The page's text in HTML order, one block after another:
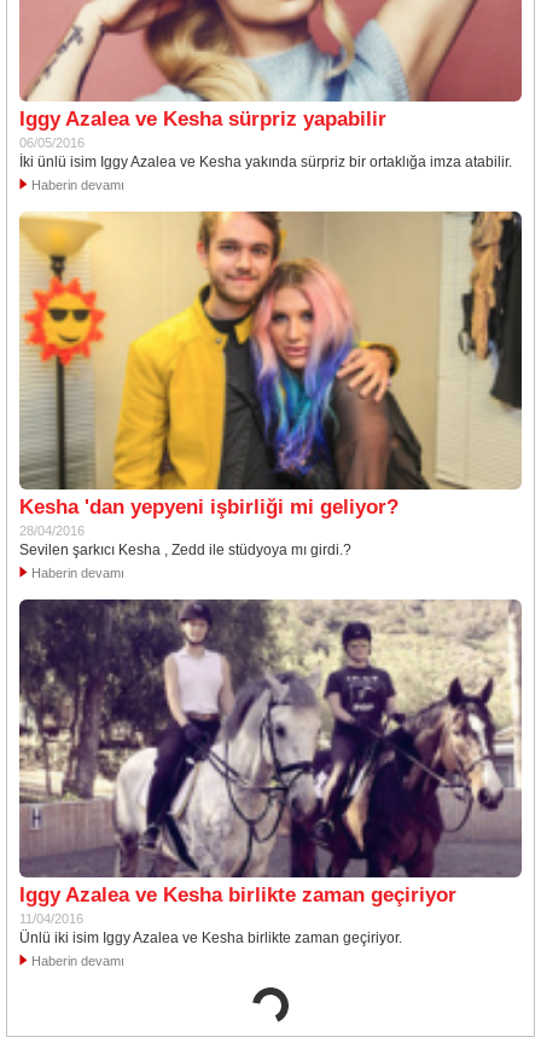
Iggy Azalea ve Kesha sürpriz yapabilir
06/05/2016
İki ünlü isim Iggy Azalea ve Kesha yakında sürpriz bir ortaklığa imza atabilir.
Haberin devamı
Kesha 'dan yepyeni işbirliği mi geliyor?
28/04/2016
Sevilen şarkıcı Kesha , Zedd ile stüdyoya mı girdi.?
Haberin devamı
Iggy Azalea ve Kesha birlikte zaman geçiriyor
11/04/2016
Ünlü iki isim Iggy Azalea ve Kesha birlikte zaman geçiriyor.
Haberin devamı